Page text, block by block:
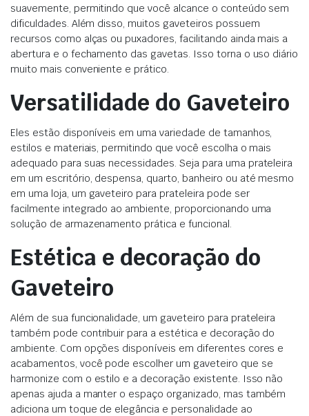
suavemente, permitindo que você alcance o conteúdo sem
dificuldades. Além disso, muitos gaveteiros possuem
recursos como alças ou puxadores, facilitando ainda mais a
abertura e o fechamento das gavetas. Isso torna o uso diário
muito mais conveniente e prático.
Versatilidade do Gaveteiro
Eles estão disponíveis em uma variedade de tamanhos,
estilos e materiais, permitindo que você escolha o mais
adequado para suas necessidades. Seja para uma prateleira
em um escritório, despensa, quarto, banheiro ou até mesmo
em uma loja, um gaveteiro para prateleira pode ser
facilmente integrado ao ambiente, proporcionando uma
solução de armazenamento prática e funcional.
Estética e decoração do
Gaveteiro
Além de sua funcionalidade, um gaveteiro para prateleira
também pode contribuir para a estética e decoração do
ambiente. Com opções disponíveis em diferentes cores e
acabamentos, você pode escolher um gaveteiro que se
harmonize com o estilo e a decoração existente. Isso não
apenas ajuda a manter o espaço organizado, mas também
adiciona um toque de elegância e personalidade ao